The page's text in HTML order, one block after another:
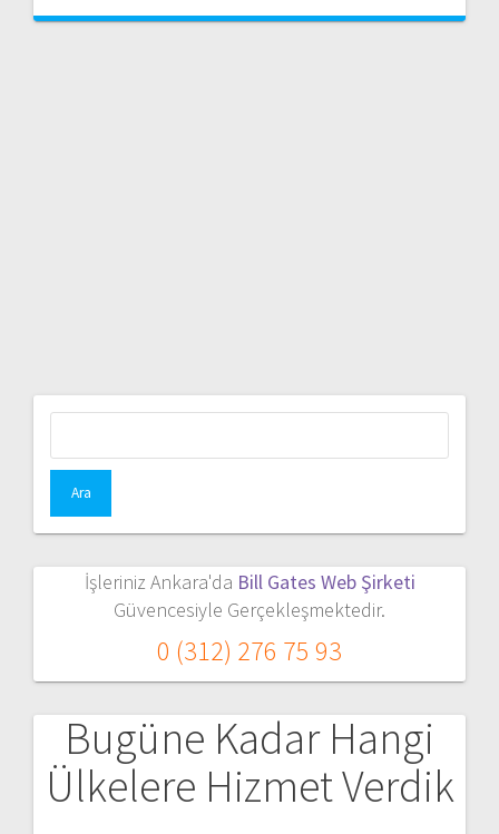
İşleriniz Ankara'da Bill Gates Web Şirketi
Güvencesiyle Gerçekleşmektedir.
0 (312) 276 75 93
Bugüne Kadar Hangi
Ülkelere Hizmet Verdik